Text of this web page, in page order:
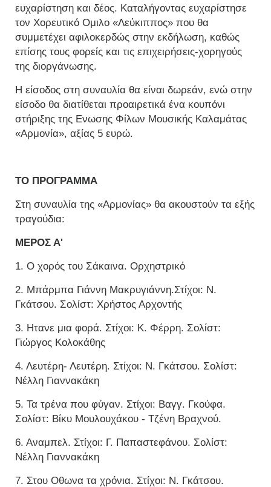
ευχαρίστηση και δέος. Καταλήγοντας ευχαρίστησε
τον Χορευτικό Ομιλο «Λεύκιππος» που θα
συμμετέχει αφιλοκερδώς στην εκδήλωση, καθώς
επίσης τους φορείς και τις επιχειρήσεις-χορηγούς
της διοργάνωσης.
Η είσοδος στη συναυλία θα είναι δωρεάν, ενώ στην
είσοδο θα διατίθεται προαιρετικά ένα κουπόνι
στήριξης της Ενωσης Φίλων Μουσικής Καλαμάτας
«Αρμονία», αξίας 5 ευρώ.
ΤΟ ΠΡΟΓΡΑΜΜΑ
Στη συναυλία της «Αρμονίας» θα ακουστούν τα εξής
τραγούδια:
ΜΕΡΟΣ Α'
1. Ο χορός του Σάκαινα. Ορχηστρικό
2. Μπάρμπα Γιάννη Μακρυγιάννη.Στίχοι: Ν.
Γκάτσου. Σολίστ: Χρήστος Αρχοντής
3. Ητανε μια φορά. Στίχοι: Κ. Φέρρη. Σολίστ:
Γιώργος Κολοκάθης
4. Λευτέρη- Λευτέρη. Στίχοι: Ν. Γκάτσου. Σολίστ:
Νέλλη Γιαννακάκη
5. Τα τρένα που φύγαν. Στίχοι: Βαγγ. Γκούφα.
Σολίστ: Βίκυ Μουλουχάκου - Τζένη Βραχνού.
6. Αναμπελ. Στίχοι: Γ. Παπαστεφάνου. Σολίστ:
Νέλλη Γιαννακάκη
7. Στου Οθωνα τα χρόνια. Στίχοι: Ν. Γκάτσου.